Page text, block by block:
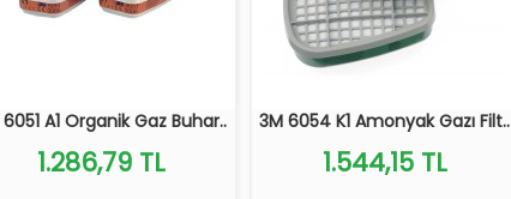
A1 Organik Gaz Buhar..
1.286,79 TL
3M 6054 K1 Amonyak Gazı Filt..
1.544,15 TL